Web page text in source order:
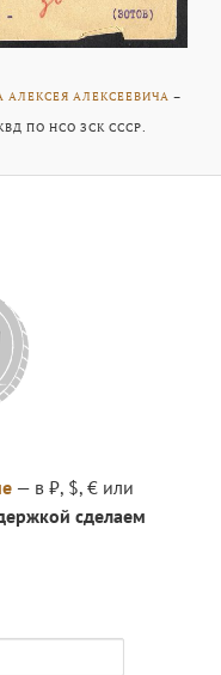
АЛЕКСЕЕВИЧА –
ПО НСО ЗСК СССР.
— в ₽, $, € или
сделаем